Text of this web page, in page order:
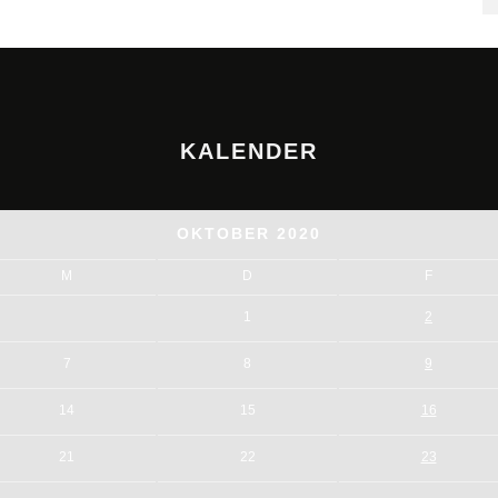
KALENDER
OKTOBER 2020
M D F
1 2
7 8 9
14 15 16
21 22 23